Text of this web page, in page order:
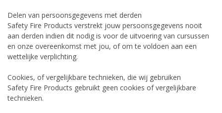
Delen van persoonsgegevens met derden
Safety Fire Products verstrekt jouw persoonsgegevens nooit
aan derden indien dit nodig is voor de uitvoering van cursussen
en onze overeenkomst met jou, of om te voldoen aan een
wettelijke verplichting.
Cookies, of vergelijkbare technieken, die wij gebruiken
Safety Fire Products gebruikt geen cookies of vergelijkbare
technieken.